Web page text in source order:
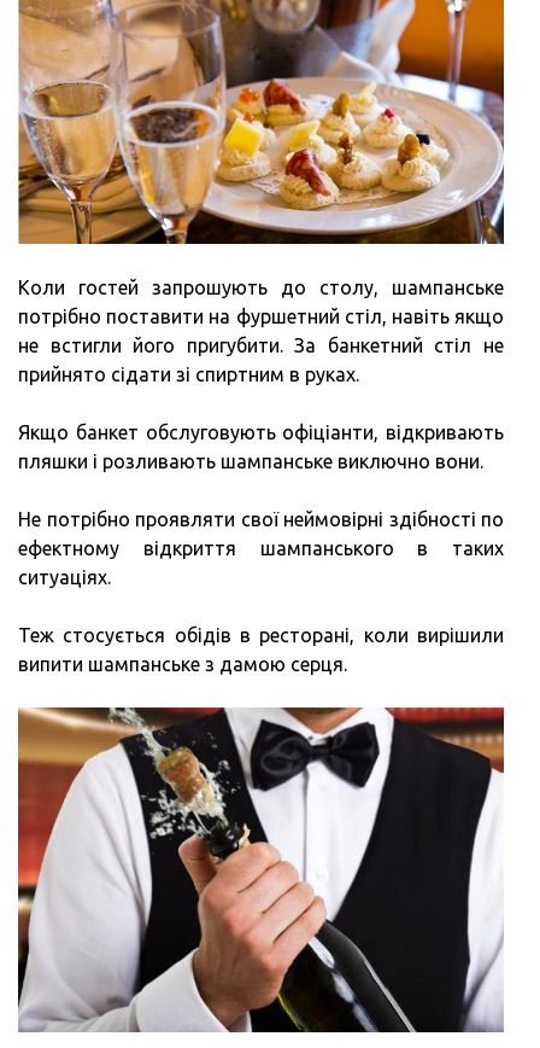
Коли гостей запрошують до столу, шампанське
потрібно поставити на фуршетний стіл, навіть якщо
не встигли його пригубити. За банкетний стіл не
прийнято сідати зі спиртним в руках.
Якщо банкет обслуговують офіціанти, відкривають
пляшки і розливають шампанське виключно вони.
Не потрібно проявляти свої неймовірні здібності по
ефектному відкриття шампанського в таких
ситуаціях.
Теж стосується обідів в ресторані, коли вирішили
випити шампанське з дамою серця.